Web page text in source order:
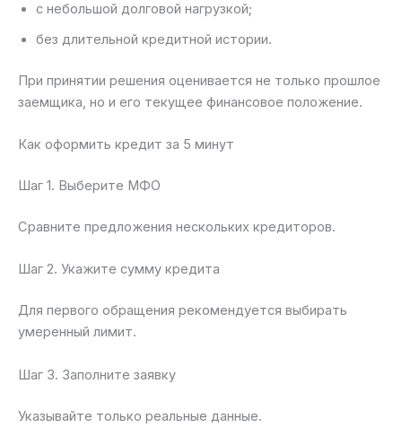
с небольшой долговой нагрузкой;
без длительной кредитной истории.
При принятии решения оценивается не только прошлое
заемщика, но и его текущее финансовое положение.
Как оформить кредит за 5 минут
Шаг 1. Выберите МФО
Сравните предложения нескольких кредиторов.
Шаг 2. Укажите сумму кредита
Для первого обращения рекомендуется выбирать
умеренный лимит.
Шаг 3. Заполните заявку
Указывайте только реальные данные.